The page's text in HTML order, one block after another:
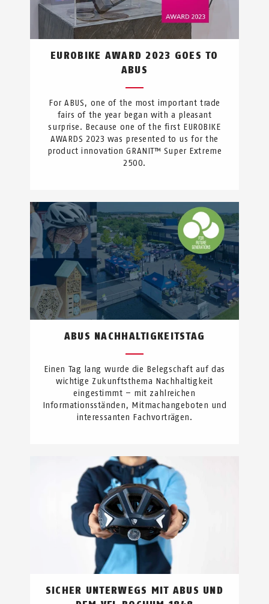
EUROBIKE AWARD 2023 GOES TO
ABUS
For ABUS, one of the most important trade
fairs of the year began with a pleasant
surprise. Because one of the first EUROBIKE
AWARDS 2023 was presented to us for the
product innovation GRANIT™ Super Extreme
2500.
ABUS NACHHALTIGKEITSTAG
Einen Tag lang wurde die Belegschaft auf das
wichtige Zukunftsthema Nachhaltigkeit
eingestimmt – mit zahlreichen
Informationsständen, Mitmachangeboten und
interessanten Fachvorträgen.
SICHER UNTERWEGS MIT ABUS UND